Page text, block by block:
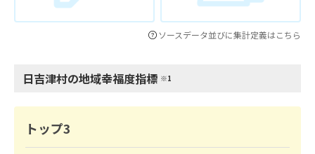
ソースデータ並びに集計定義はこちら
日吉津村の地域幸福度指標 ※1
トップ3